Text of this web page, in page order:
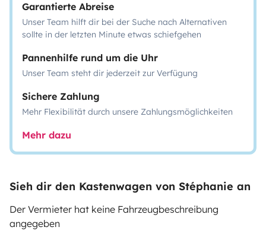
Garantierte Abreise
Unser Team hilft dir bei der Suche nach Alternativen
sollte in der letzten Minute etwas schiefgehen
Pannenhilfe rund um die Uhr
Unser Team steht dir jederzeit zur Verfügung
Sichere Zahlung
Mehr Flexibilität durch unsere Zahlungsmöglichkeiten
Mehr dazu
Sieh dir den Kastenwagen von Stéphanie an
Der Vermieter hat keine Fahrzeugbeschreibung
angegeben